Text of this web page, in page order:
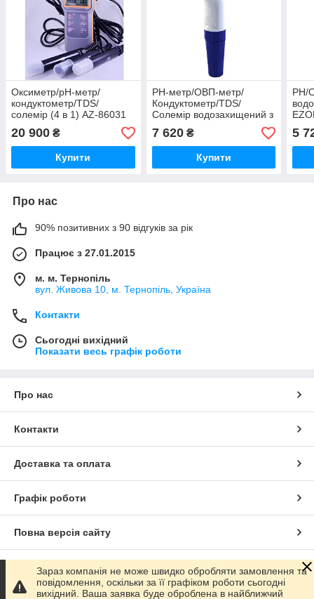
Оксиметр/рН-метр/
кондуктометр/TDS/
солемір (4 в 1) AZ-86031
20 900 ₴
Купити
РН-метр/ОВП-метр/
Кондуктометр/TDS/
Солемір водозахищений з
АКТ EZODO 7200 з
плоским рН-електродом
7000 EFP4
7 620₴
Купити
РН/
рН-
5
Про нас
90% позитивних з 90 відгуків за рік
Працює з 27.01.2015
м. м. Тернопіль
вул. Живова 10, м. Тернопіль, Україна
Контакти
Сьогодні вихідний
Показати весь графік роботи
Про нас
Контакти
Доставка та оплата
Графік роботи
Повна версія сайту
Сайт створено на маркетплейсіProm.ua
Зараз компанія не може швидко обробляти замовлення та
повідомлення, оскільки за її графіком роботи сьогодні
вихідний. Ваша заявка буде оброблена в найближчий